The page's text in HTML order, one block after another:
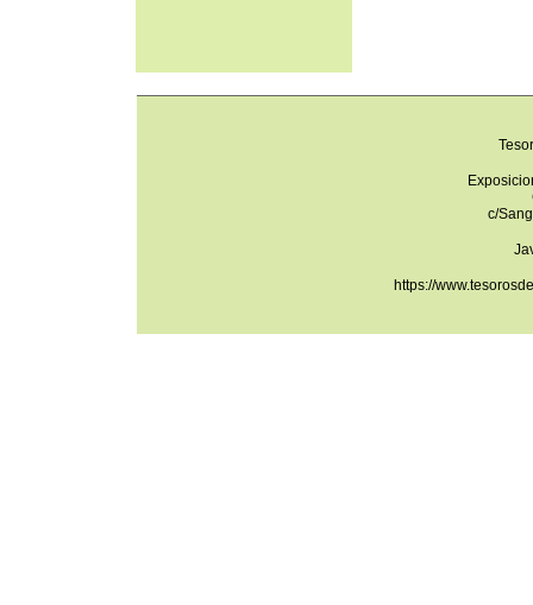
c/
https://